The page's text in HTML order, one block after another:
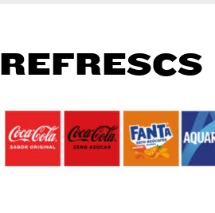
REFRESCS